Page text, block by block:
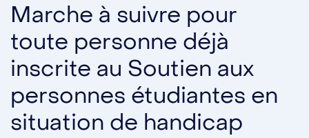
Marche à suivre pour
toute personne déjà
inscrite au Soutien aux
personnes étudiantes en
situation de handicap